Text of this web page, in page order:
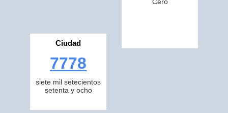
Ciudad
7778
siete mil setecientos
setenta y ocho